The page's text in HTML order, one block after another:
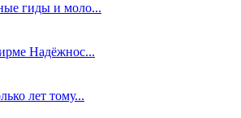
гиды и моло...
Надёжнос...
лет тому...